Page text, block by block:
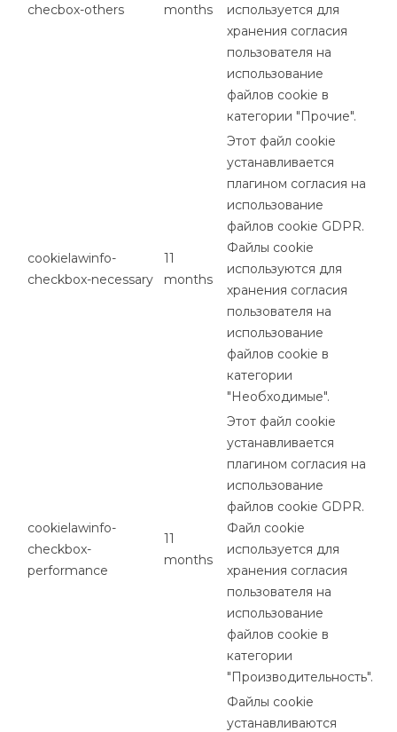
checbox-others
months
используется для
хранения согласия
пользователя на
использование
файлов cookie в
категории "Прочие".
cookielawinfo-
checkbox-necessary
11
months
Этот файл cookie
устанавливается
плагином согласия на
использование
файлов cookie GDPR.
Файлы cookie
используются для
хранения согласия
пользователя на
использование
файлов cookie в
категории
"Необходимые".
cookielawinfo-
checkbox-
performance
11
months
Этот файл cookie
устанавливается
плагином согласия на
использование
файлов cookie GDPR.
Файл cookie
используется для
хранения согласия
пользователя на
использование
файлов cookie в
категории
"Производительность".
Файлы cookie
устанавливаются